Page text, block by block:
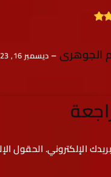
الجوهرى– ديسمبر 16, 2023
الإلكتروني. الحقول